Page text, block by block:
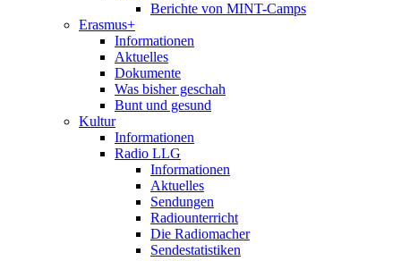
Berichte von MINT-Camps
Erasmus+
Informationen
Aktuelles
Dokumente
Was bisher geschah
Bunt und gesund
Kultur
Informationen
Radio LLG
Informationen
Aktuelles
Sendungen
Radiounterricht
Die Radiomacher
Sendestatistiken